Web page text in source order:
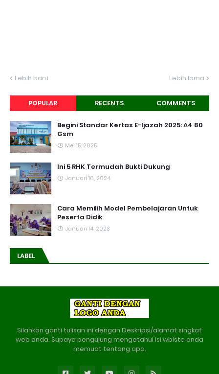
Lebih baru Lebih lama
POPULAR RECENTS COMMENTS
Begini Standar Kertas E-Ijazah 2025: A4 80
Gsm
Mei 15, 2025
Ini 5 RHK Termudah Bukti Dukung
Januari 16, 2024
Cara Memilih Model Pembelajaran Untuk
Peserta Didik
Januari 14, 2023
LABEL
Silahkan ganti tulisan ini dengan Deskripsi/alamat singkat
web anda. Supaya pengujung mengetahui isi wbiste anda
memuat tentang apa.